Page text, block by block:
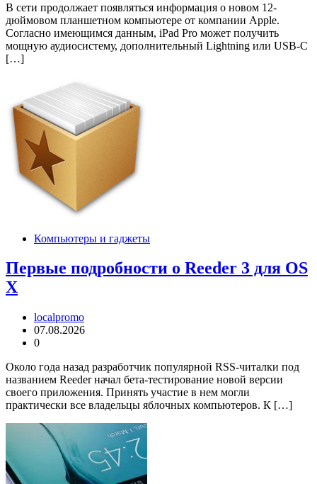
В сети продолжает появляться информация о новом 12-
дюймовом планшетном компьютере от компании Apple.
Согласно имеющимся данным, iPad Pro может получить
мощную аудиосистему, дополнительный Lightning или USB-C
[…]
Компьютеры и гаджеты
Первые подробности о Reeder 3 для OS
X
localpromo
07.08.2026
0
Около года назад разработчик популярной RSS-читалки под
названием Reeder начал бета-тестирование новой версии
своего приложения. Принять участие в нем могли
практически все владельцы яблочных компьютеров. К […]